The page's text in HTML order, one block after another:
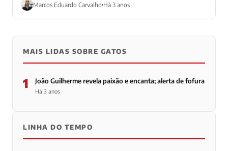
Marcos Eduardo Carvalho Há 3 anos
MAIS LIDAS SOBRE GATOS
1 João Guilherme revela paixão e encanta; alerta de fofura
Há 3 anos
LINHA DO TEMPO